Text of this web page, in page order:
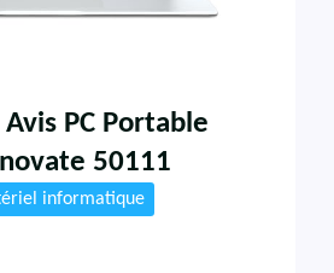
PC Portable
50111
informatique